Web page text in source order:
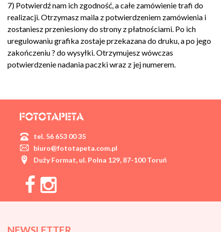
7) Potwierdź nam ich zgodność, a całe zamówienie trafi do
realizacji. Otrzymasz maila z potwierdzeniem zamówienia i
zostaniesz przeniesiony do strony z płatnościami. Po ich
uregulowaniu grafika zostaje przekazana do druku, a po jego
zakończeniu ? do wysyłki. Otrzymujesz wówczas
potwierdzenie nadania paczki wraz z jej numerem.
tel. 56 653 00 35
biuro@fototapeta.com.pl
Duży Format, ul. Polna 129, 87-100 Toruń